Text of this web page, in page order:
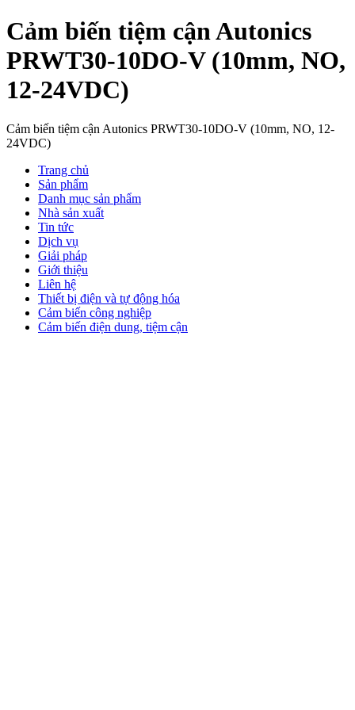
Cảm biến tiệm cận Autonics
PRWT30-10DO-V (10mm, NO,
12-24VDC)
Cảm biến tiệm cận Autonics PRWT30-10DO-V (10mm, NO, 12-
24VDC)
Trang chủ
Sản phẩm
Danh mục sản phẩm
Nhà sản xuất
Tin tức
Dịch vụ
Giải pháp
Giới thiệu
Liên hệ
Thiết bị điện và tự động hóa
Cảm biến công nghiệp
Cảm biến điện dung, tiệm cận